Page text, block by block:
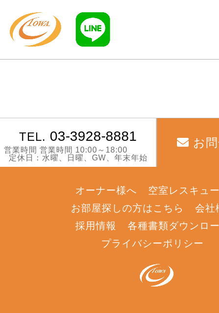
TEL. 03-3928-8881
営業時間 営業時間 10:00～18:00
定休日：水曜、日曜、GW、年末年始
お
オーナー様へ
空室レスキュ
お部屋探しの方はこちら
会社
採用情報
各種書類ダウンロ
プライバシーポリシー